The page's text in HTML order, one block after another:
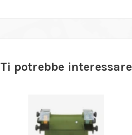
Ti potrebbe interessare